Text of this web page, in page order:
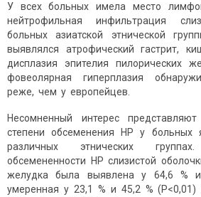
У всех больных имела место
нейтрофильная инфильтрация
больных азиатской этнической
выявлялся атрофический гастрит,
дисплазия эпителия пилорических
фовеолярная гиперплазия
реже, чем у европейцев.
Несомненный интерес
степени обсеменения НР у больных
различных этнических
обсемененности НР слизистой
желудка была выявлена у 64,6 %
умеренная у 23,1 % и 45,2 %